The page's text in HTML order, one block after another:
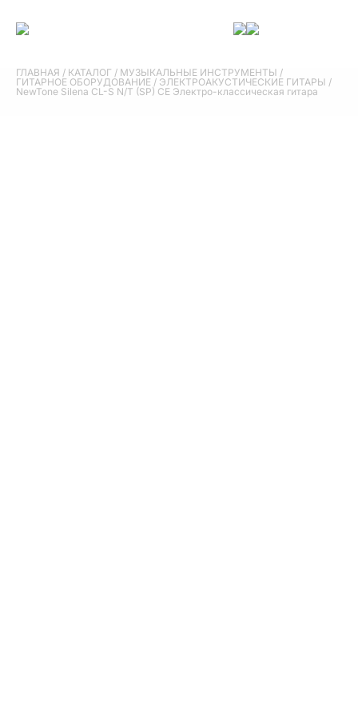
ГЛАВНАЯ / КАТАЛОГ / МУЗЫКАЛЬНЫЕ ИНСТРУМЕНТЫ /
ГИТАРНОЕ ОБОРУДОВАНИЕ / ЭЛЕКТРОАКУСТИЧЕСКИЕ ГИТАРЫ /
NewTone Silena CL-S N/T (SP) CE Электро-классическая гитара